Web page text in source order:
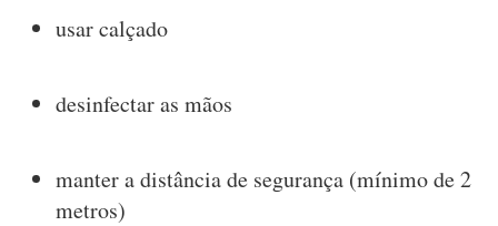
usar calçado
desinfectar as mãos
manter a distância de segurança (mínimo de 2
metros)